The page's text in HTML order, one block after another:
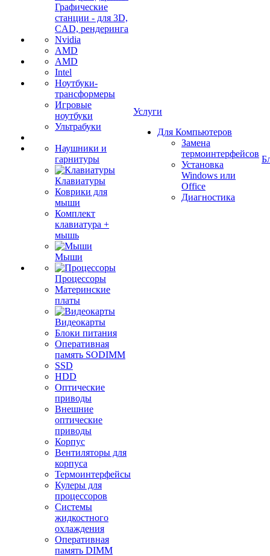
Графические
станции - для 3D,
CAD, рендеринга
Nvidia
AMD
AMD
Intel
Ноутбуки-
трансформеры
Игровые
ноутбуки
Ультрабуки
Наушники и
гарнитуры
Клавиатуры
Коврики для
мыши
Комплект
клавиатура +
мышь
Мыши
Процессоры
Материнские
платы
Видеокарты
Блоки питания
Оперативная
память SODIMM
SSD
HDD
Оптические
приводы
Внешние
оптические
приводы
Корпус
Вентиляторы для
корпуса
Термоинтерфейсы
Кулеры для
процессоров
Системы
жидкостного
охлаждения
Оперативная
память DIMM
Услуги
Для Компьютеров
Замена
термоинтерфейсов
Установка
Windows или
Office
Диагностика